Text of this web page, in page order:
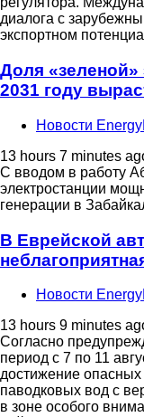
диалога с
экспортном
Доля «зеленой»
2031 году
Новости
13 hours 7 minutes
С вводом в работу
электростанции
генерации в
В Еврейской
Новости
13 hours 9 minutes
Согласно
период с 7 по 11
достижение
паводковых вод с
в зоне особого